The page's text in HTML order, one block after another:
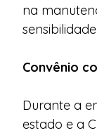
na
Convênio
Durante a
estado e a